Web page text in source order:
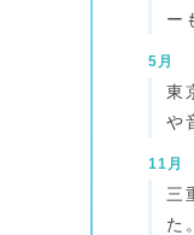
ー
5月
東
や
11月
三
た